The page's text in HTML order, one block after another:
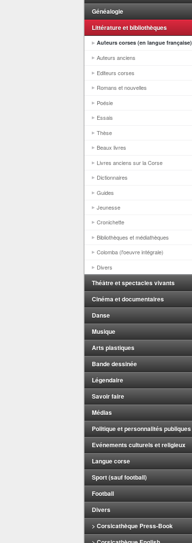
Généalogie
Littérature et bibliothèques
Auteurs corses (en langue française)
Auteurs anciens
Editeurs corses
Romans et nouvelles
Poésie
Essais
Thèse
Beaux livres
Livres anciens sur la Corse
Dictionnaires
Guides
Jeunesse
Cronichette
Bibliothèques et médiathèques
Colomba (l'oeuvre intégrale)
Divers
Théâtre et spectacles vivants
Cinéma et documentaires
Danse
Musique
Arts plastiques
Bande dessinée
Légendaire
Savoir faire
Médias
Politique et personnalités publiques
Evénements culturels et religieux
Langue corse
Sport (sauf football)
Football
Divers
> Corsicathèque Press-Book